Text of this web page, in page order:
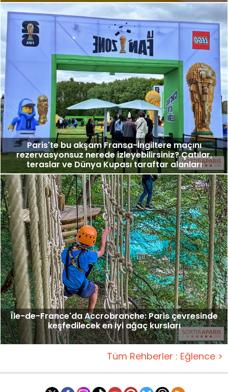
Paris'te bu akşam Fransa-İngiltere maçını
rezervasyonsuz nerede izleyebilirsiniz? Çatılar,
teraslar ve Dünya Kupası taraftar alanları
Île-de-France'da Accrobranche: Paris çevresinde
keşfedilecek en iyi ağaç kursları
Tüm Rehberler : Eğlence >